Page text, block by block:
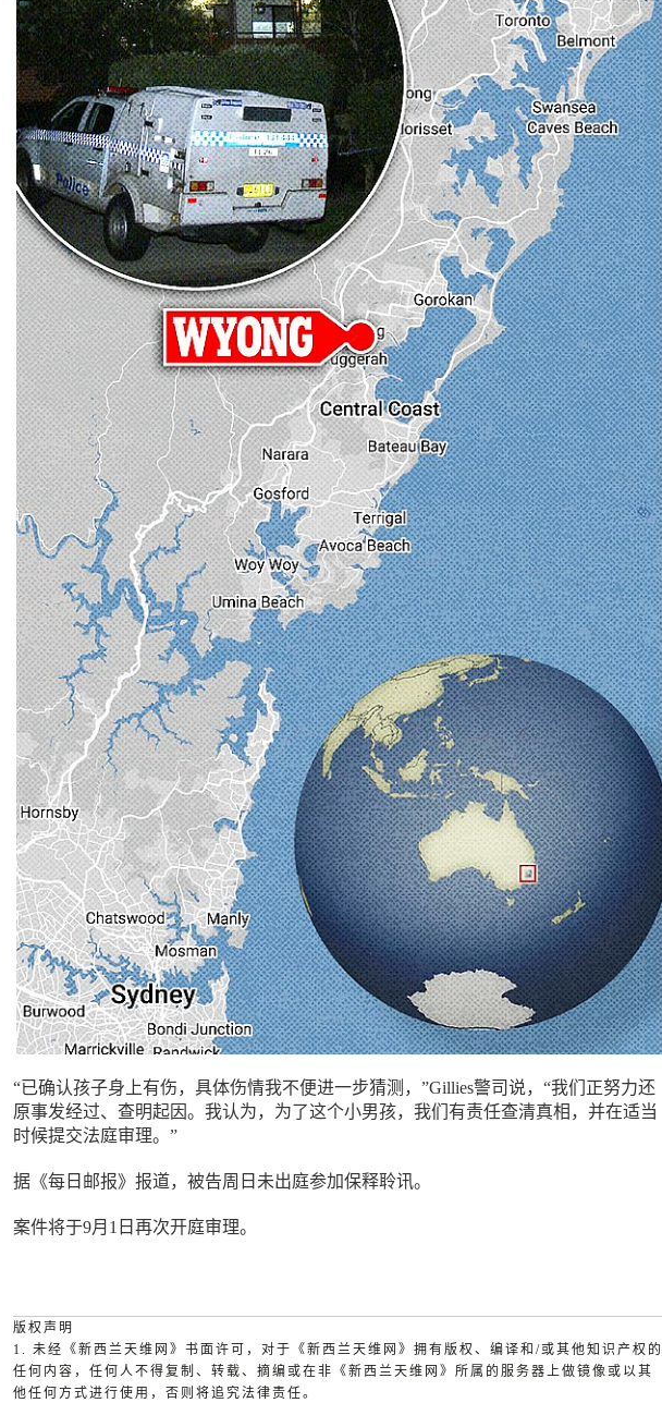
“已确认孩子身上有伤，具体伤情我不便进一步猜测，”Gillies警司说，“我们正努力还
原事发经过、查明起因。我认为，为了这个小男孩，我们有责任查清真相，并在适当
时候提交法庭审理。”
据《每日邮报》报道，被告周日未出庭参加保释聆讯。
案件将于9月1日再次开庭审理。
版权声明
1. 未经《新西兰天维网》书面许可，对于《新西兰天维网》拥有版权、编译和/或其他知识产权的
任何内容，任何人不得复制、转载、摘编或在非《新西兰天维网》所属的服务器上做镜像或以其
他任何方式进行使用，否则将追究法律责任。